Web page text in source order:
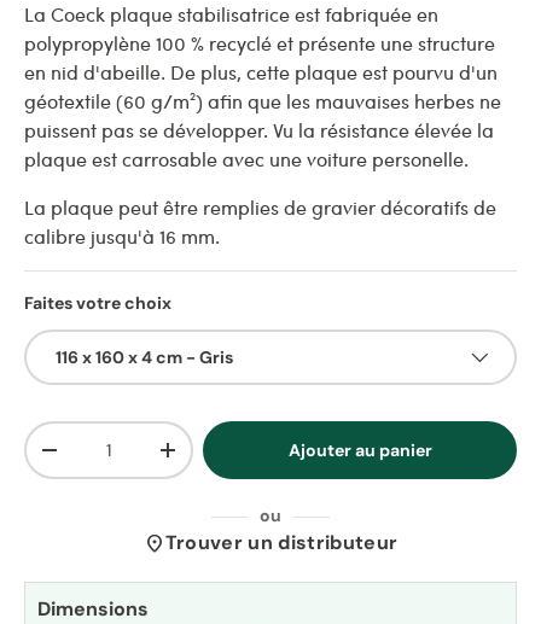
La Coeck plaque stabilisatrice est fabriquée en
polypropylène 100 % recyclé et présente une structure
en nid d'abeille. De plus, cette plaque est pourvu d'un
géotextile (60 g/m²) afin que les mauvaises herbes ne
puissent pas se développer. Vu la résistance élevée la
plaque est carrosable avec une voiture personelle.
La plaque peut être remplies de gravier décoratifs de
calibre jusqu'à 16 mm.
Faites votre choix
116 x 160 x 4 cm - Gris
Qté
Diminuer la quantitéAugmenter la quantitéAjouter au panier
ou
location_onTrouver un distributeur
Dimensions